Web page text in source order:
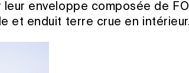
enveloppe composée de
et enduit terre crue en intérieur.